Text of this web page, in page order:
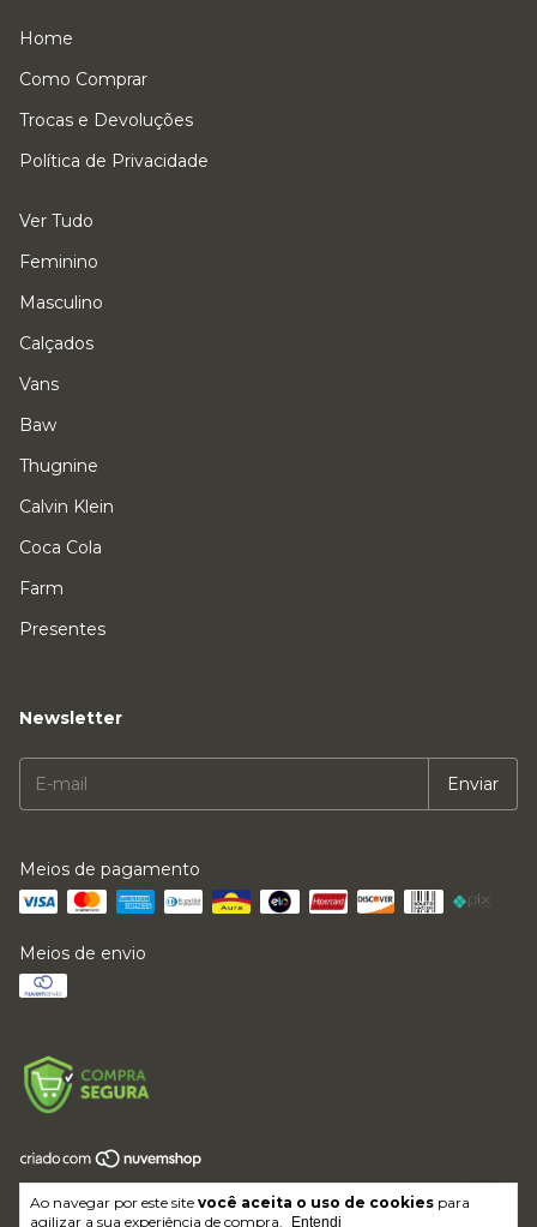
Ao navegar por este site você aceita o uso de cookies para
agilizar a sua experiência de compra.
Entendi
Home
Como Comprar
Trocas e Devoluções
Política de Privacidade
Ver Tudo
Feminino
Masculino
Calçados
Vans
Baw
Thugnine
Calvin Klein
Coca Cola
Farm
Presentes
Newsletter
Meios de pagamento
Meios de envio
Copyright LFMVKJ ROUPAS E ACESSORIOS LTDA - 64017614000169 -
2026. Todos os direitos reservados.